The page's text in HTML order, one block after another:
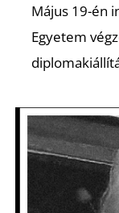
Május 19-én
Egyetem